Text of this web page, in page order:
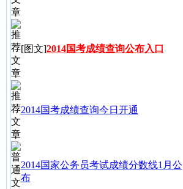
[图文]2014国考成绩查询公布入口
2014国考成绩查询今日开通
2014国家公务员考试成绩分数线1月公
布